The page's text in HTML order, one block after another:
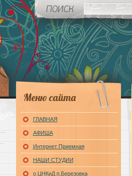
Меню сайта
ГЛАВНАЯ
АФИША
Интернет Приемная
НАШИ СТУДИИ
о ЦНКиД п.Березовка